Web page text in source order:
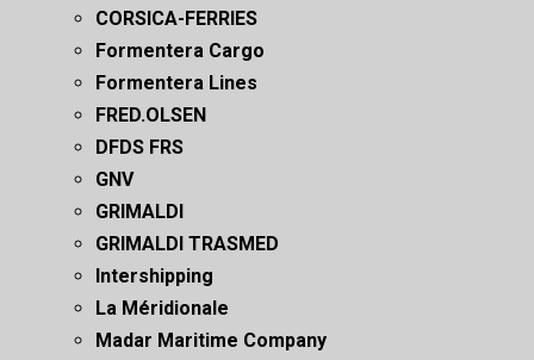
CORSICA-FERRIES
Formentera Cargo
Formentera Lines
FRED.OLSEN
DFDS FRS
GNV
GRIMALDI
GRIMALDI TRASMED
Intershipping
La Méridionale
Madar Maritime Company